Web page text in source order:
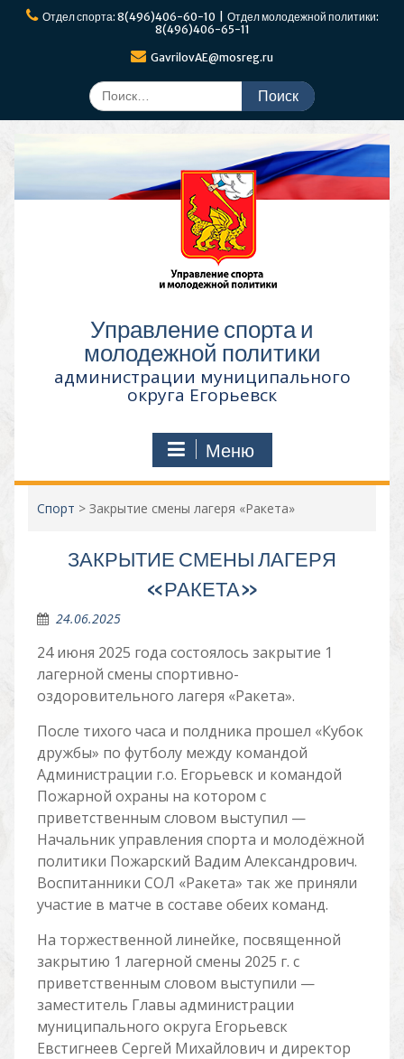
ПерейтиОтдел спорта: 8(496)406-60-10 | Отдел молодежной политики:
8(496)406-65-11
GavrilovAE@mosreg.ru
Поиск
по:
Управление спорта и
молодежной политики
администрации муниципального
округа Егорьевск
Меню
Спорт > Закрытие смены лагеря «Ракета»
ЗАКРЫТИЕ СМЕНЫ ЛАГЕРЯ
«РАКЕТА»
24.06.2025
24 июня 2025 года состоялось закрытие 1
лагерной смены спортивно-
оздоровительного лагеря «Ракета».
После тихого часа и полдника прошел «Кубок
дружбы» по футболу между командой
Администрации г.о. Егорьевск и командой
Пожарной охраны на котором с
приветственным словом выступил —
Начальник управления спорта и молодёжной
политики Пожарский Вадим Александрович.
Воспитанники СОЛ «Ракета» так же приняли
участие в матче в составе обеих команд.
На торжественной линейке, посвященной
закрытию 1 лагерной смены 2025 г. с
приветственным словом выступили —
заместитель Главы администрации
муниципального округа Егорьевск
Евстигнеев Сергей Михайлович и директор